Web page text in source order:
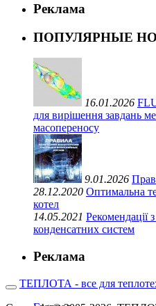
Реклама
ПОПУЛЯРНЫЕ
16.01.2026
для вирішення завдань
масопереносу
9.01.2026
28.12.2020 Оптимальна
котел
14.05.2021 Рекомендації
конденсатних систем
Реклама
ТЕПЛОТА - все для